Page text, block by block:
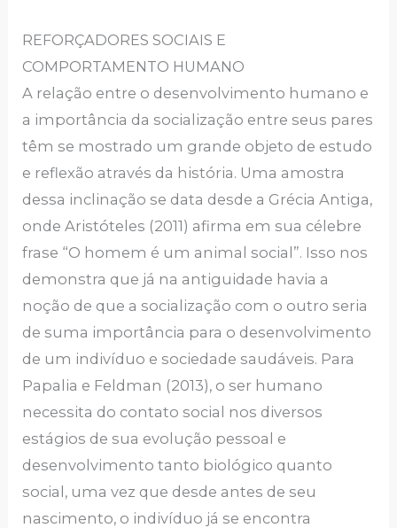
REFORÇADORES SOCIAIS E
COMPORTAMENTO HUMANO
A relação entre o desenvolvimento humano e
a importância da socialização entre seus pares
têm se mostrado um grande objeto de estudo
e reflexão através da história. Uma amostra
dessa inclinação se data desde a Grécia Antiga,
onde Aristóteles (2011) afirma em sua célebre
frase “O homem é um animal social”. Isso nos
demonstra que já na antiguidade havia a
noção de que a socialização com o outro seria
de suma importância para o desenvolvimento
de um indivíduo e sociedade saudáveis. Para
Papalia e Feldman (2013), o ser humano
necessita do contato social nos diversos
estágios de sua evolução pessoal e
desenvolvimento tanto biológico quanto
social, uma vez que desde antes de seu
nascimento, o indivíduo já se encontra